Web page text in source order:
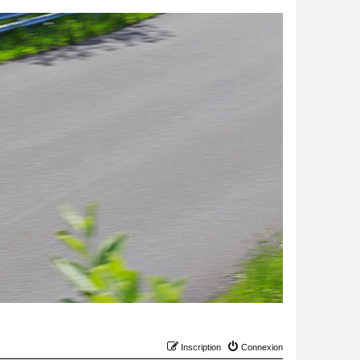
Connexion
Inscription